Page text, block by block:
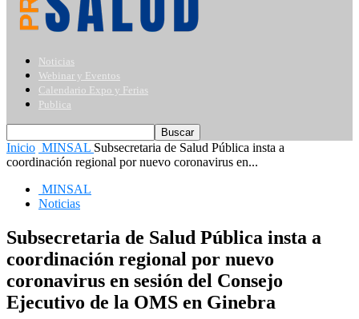
Noticias
Webinar y Eventos
Calendario Expo y Ferias
Publica
Inicio MINSAL Subsecretaria de Salud Pública insta a
coordinación regional por nuevo coronavirus en...
MINSAL
Noticias
Subsecretaria de Salud Pública insta a
coordinación regional por nuevo
coronavirus en sesión del Consejo
Ejecutivo de la OMS en Ginebra